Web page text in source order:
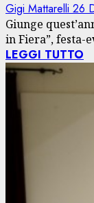
Gigi Mattarelli 26
Giunge
in Fiera”, festa-
LEGGI TUTTO